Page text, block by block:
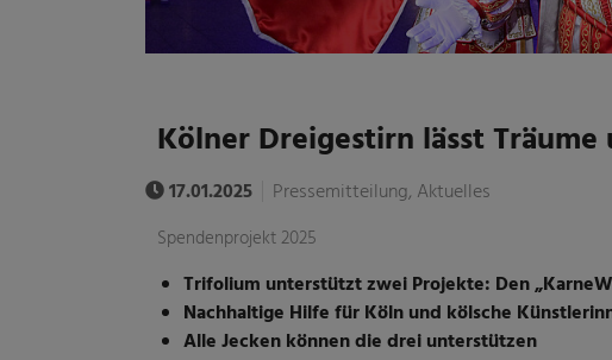
Kölner Dreigestirn lässt
17.01.2025 Pressemitteilung, Aktuelles
Spendenprojekt 2025
Trifolium unterstützt zwei Projekte: Den
Nachhaltige Hilfe für Köln und kölsche
Alle Jecken können die drei unterstützen